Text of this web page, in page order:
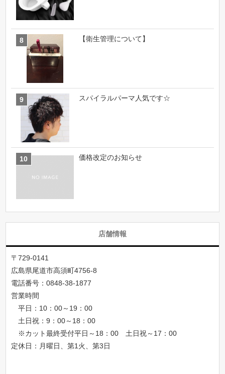
【衛生管理について】
スパイラルパーマ人気です☆
価格改定のお知らせ
店舗情報
〒729-0141
広島県尾道市高須町4756-8
電話番号：0848-38-1877
営業時間
平日：10：00～19：00
土日祝：9：00～18：00
※カット最終受付平日～18：00 土日祝～17：00
定休日：月曜日、第1火、第3日